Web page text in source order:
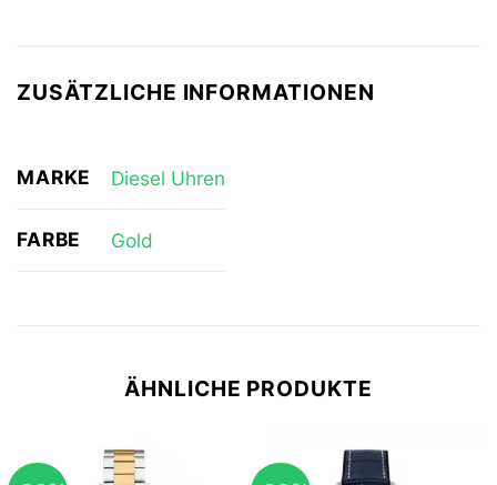
ZUSÄTZLICHE INFORMATIONEN
MARKE Diesel Uhren
FARBE Gold
ÄHNLICHE PRODUKTE